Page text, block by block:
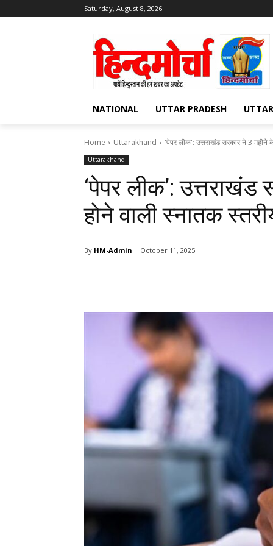
Saturday, August 8, 2026
NATIONAL UTTAR PRADESH
Home Uttarakhand 'पेपर लीक': उत्तराखंड सरकार ने 3 महीने
Uttarakhand
‘पेपर लीक’:
होने वाली स्नातक स्तरीय
By HM-Admin October 11, 2025